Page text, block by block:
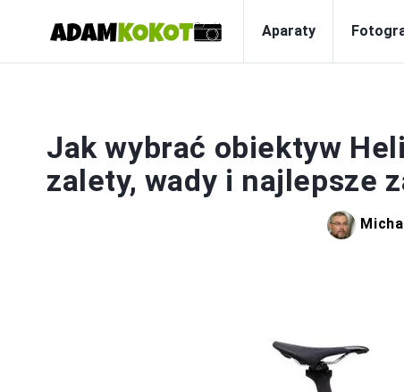
Aparaty
Jak wybrać obiektyw
zalety, wady i najlepsze